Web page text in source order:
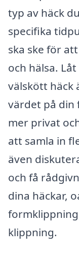
typ av häck
specifika
ska ske för
och hälsa.
välskött häck
värdet på din
mer privat
att samla in
även
och få
dina häckar,
klippning.